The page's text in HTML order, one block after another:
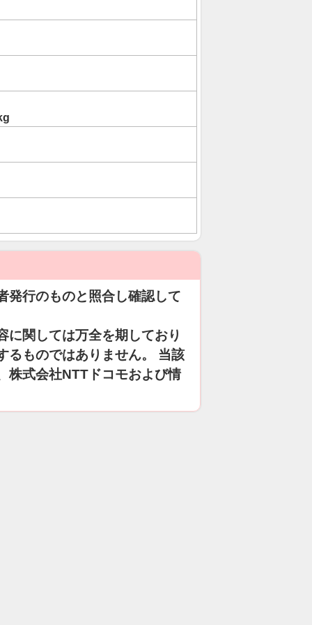
発行のものと照合し確認して
に関しては万全を期しており
るものではありません。 当該
株式会社NTTドコモおよび情